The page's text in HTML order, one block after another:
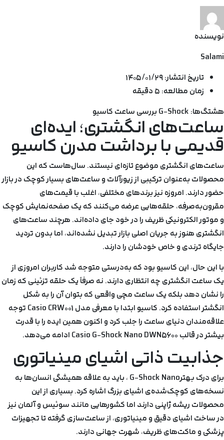
نویسنده
Salami
تاریخ انتشار:۱۴۰۵/۰۱/۲۹
زمان مطالعه:۵ دقیقه
هشتگ‌ها:G-Shockبررسیساعتکاسیو
ساعت‌های انگشتری؛ ایده‌ای
قدیمی با برداشت مدرن کاسیو
ساعت‌های انگشتری موضوع تازه‌ای نیستند. سال‌هاست که این
محصولات به‌عنوان ترکیبی از زیورآلات و ساعت‌های بسیار کوچک در بازار
حضور دارند. امروزه نیز برندهای مختلفی، اغلب با قیمت‌های
مقرون‌به‌صرفه، حلقه‌هایی عرضه می‌کنند که یک صفحه‌نمایش کوچک
و موتور الکترونیکی ظریف را در خود جای داده‌اند. هرچند ساعت‌های
انگشتری هنوز به جریان اصلی بازار تبدیل نشده‌اند، اما بدون تردید
جایگاه ترندی و خاص خودشان را دارند.
با این حال، این کاسیو بود که به‌درستی متوجه شد کاربران امروزی از
یک ساعت انگشتری چه انتظاری دارند. نه صرفاً یک حلقه تزئینی که زمان
را نشان دهد بلکه یک ساعت مچی واقعی که بتوان آن را به شکل
انگشتر استفاده کرد. کاسیو ابتدا با معرفی مدل Casio CRW001 توجه
علاقه‌مندان دنیای ساعت را جلب کرد و اکنون همین ایده را با قدرت
بیشتر در قالب Casio G-Shock Nano DWN5600 ادامه می‌دهد.
جذابیت ذاتی اشیای مینیاتوری
برای درک بهترG-Shock Nano ، باید به علاقه همیشگی انسان‌ها به
نسخه‌های کوچک‌شده‌ی اشیای بزرگ اشاره کرد. بسیاری از این
محصولات ریشه ژاپنی دارند اما کشورهایی مانند سوئیس و آلمان نیز
در ساخت اشیای دقیق و مینیاتوری، از ساعت‌سازی گرفته تا تجهیزات
پزشکی و ماکت‌های ظریف، شهرت جهانی دارند.